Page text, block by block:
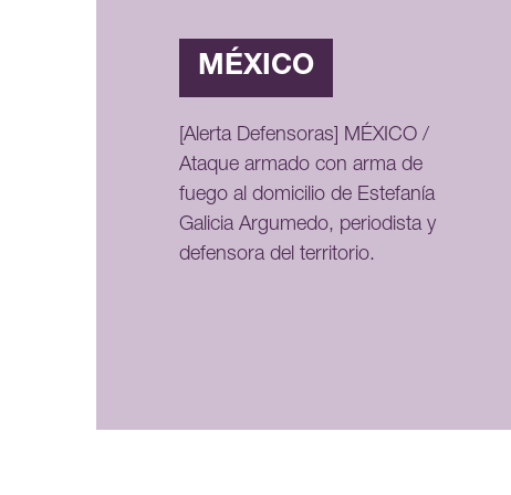
MÉXICO
[Alerta Defensoras] MÉXICO /
Ataque armado con arma de
fuego al domicilio de Estefanía
Galicia Argumedo, periodista y
defensora del territorio.